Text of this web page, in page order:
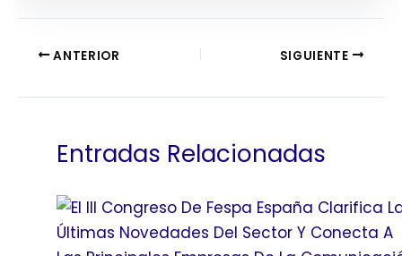
ANTERIOR SIGUIENTE
Entradas Relacionadas